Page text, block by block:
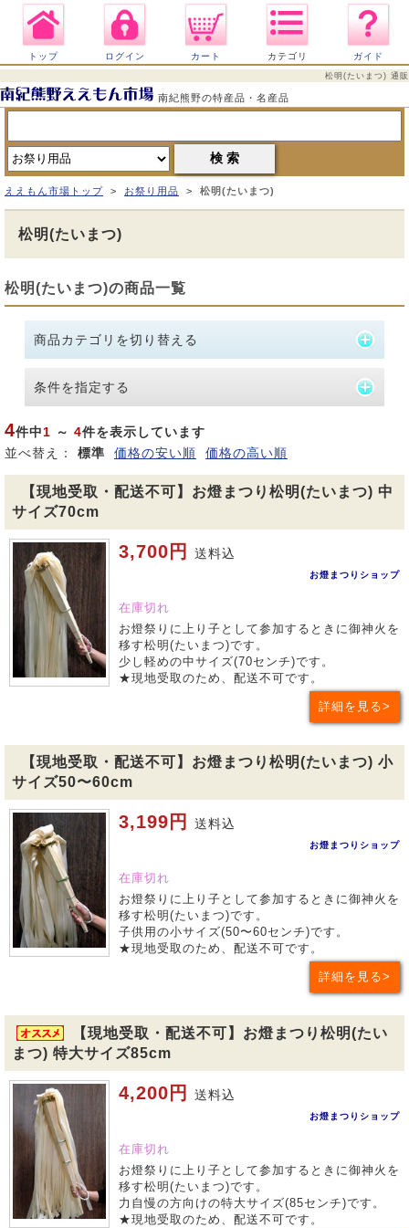
トップ ログイン カート カテゴリ ガイド
松明(たいまつ) 通販
南紀熊野の特産品・名産品
ええもん市場トップ > お祭り用品 > 松明(たいまつ)
松明(たいまつ)
松明(たいまつ)の商品一覧
商品カテゴリを切り替える
条件を指定する
4件中1 ～ 4件を表示しています
並べ替え：
標準 価格の安い順 価格の高い順
【現地受取・配送不可】お燈まつり松明(たいまつ) 中
サイズ70cm
3,700円 送料込
お燈まつりショップ
在庫切れ
お燈祭りに上り子として参加するときに御神火を
移す松明(たいまつ)です。
少し軽めの中サイズ(70センチ)です。
★現地受取のため、配送不可です。
詳細を見る
【現地受取・配送不可】お燈まつり松明(たいまつ) 小
サイズ50〜60cm
3,199円 送料込
お燈まつりショップ
在庫切れ
お燈祭りに上り子として参加するときに御神火を
移す松明(たいまつ)です。
子供用の小サイズ(50〜60センチ)です。
★現地受取のため、配送不可です。
詳細を見る
【現地受取・配送不可】お燈まつり松明(たい
まつ) 特大サイズ85cm
4,200円 送料込
お燈まつりショップ
在庫切れ
お燈祭りに上り子として参加するときに御神火を
移す松明(たいまつ)です。
力自慢の方向けの特大サイズ(85センチ)です。
★現地受取のため、配送不可です。